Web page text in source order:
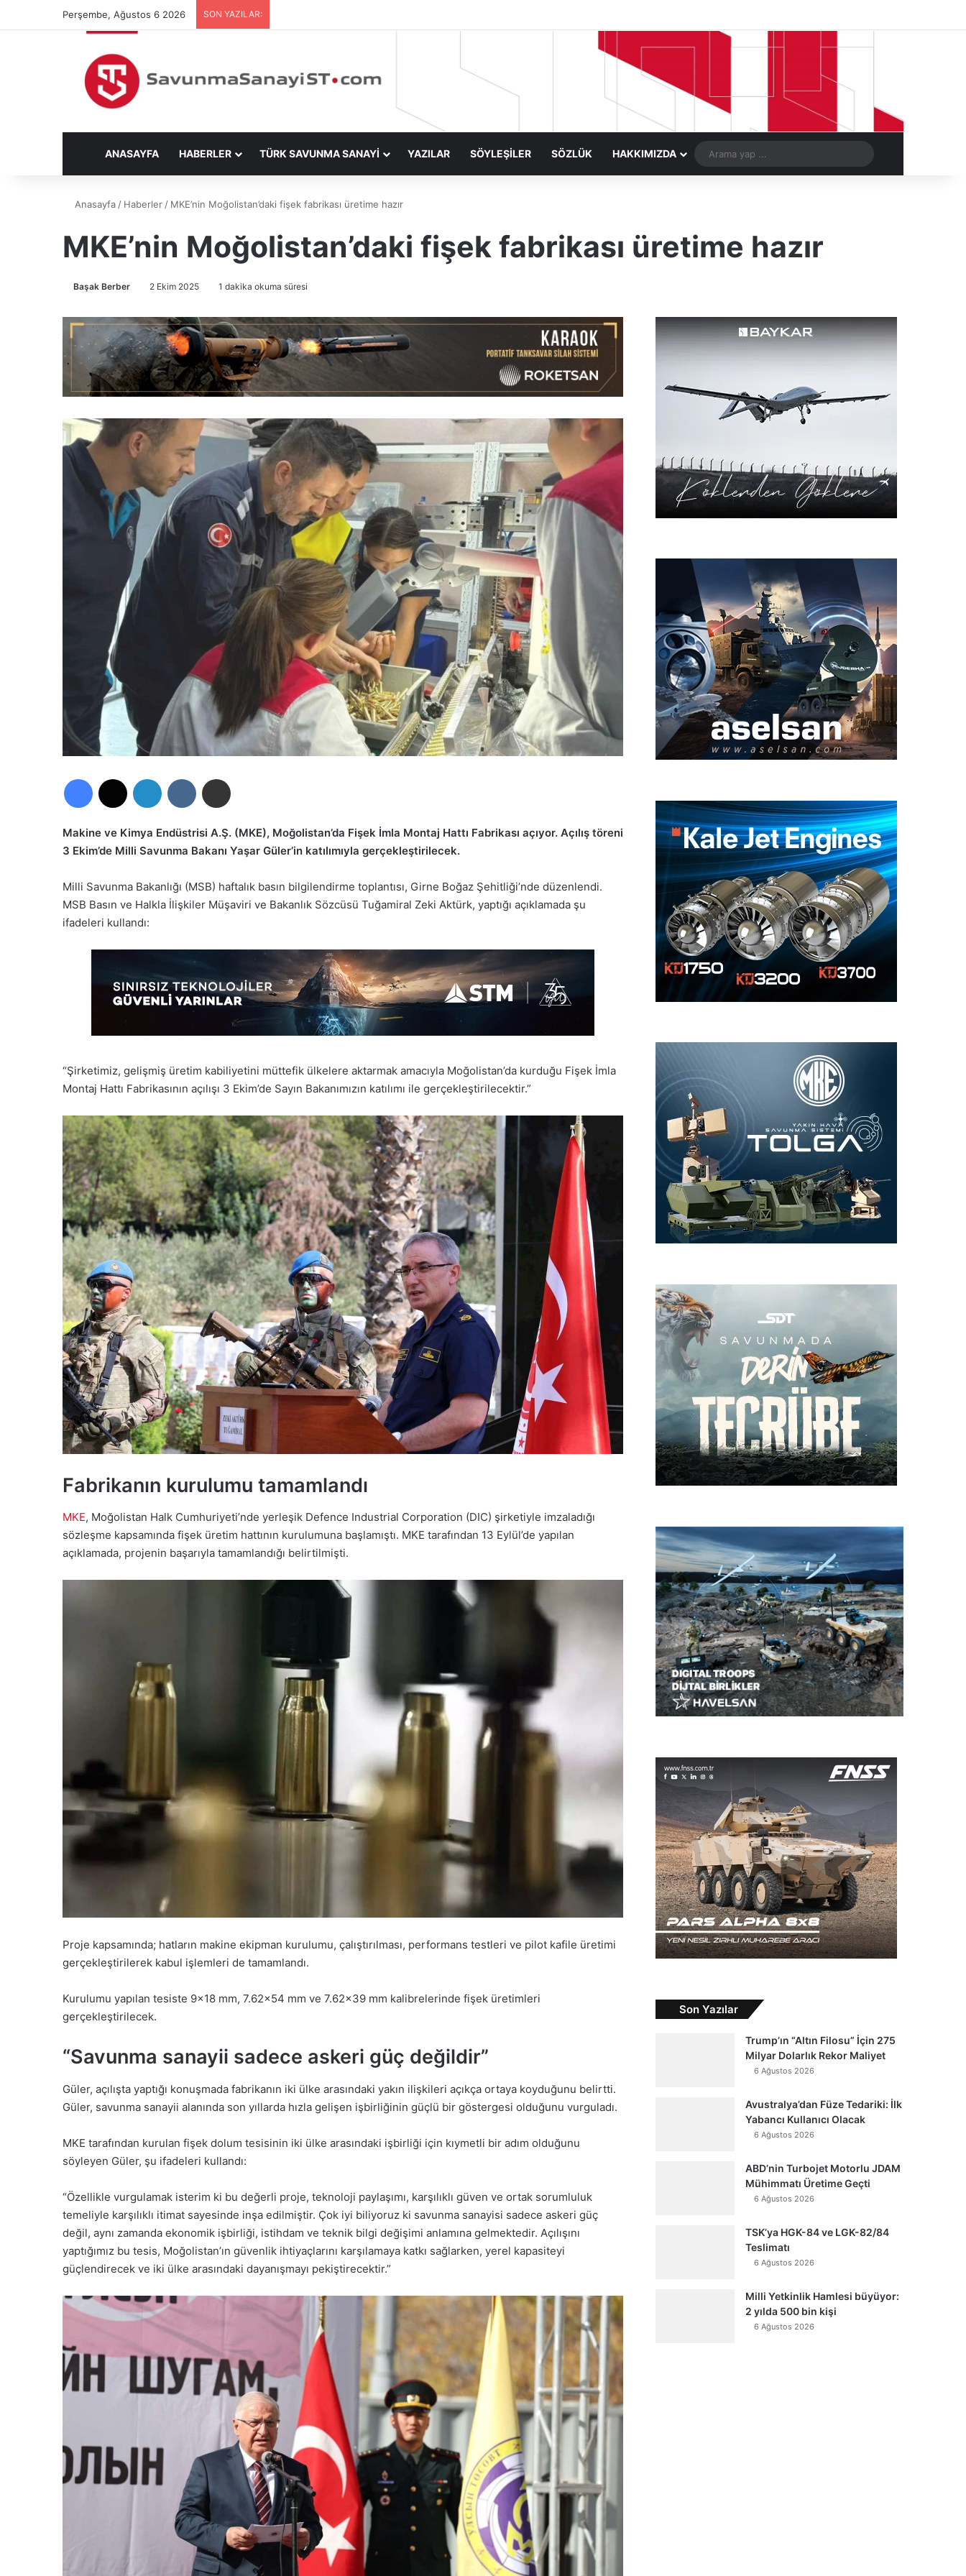
Perşembe, Ağustos 6 2026 SON YAZILAR:
ANASAYFA HABERLER TÜRK SAVUNMA SANAYİ YAZILAR SÖYLEŞİLER SÖZLÜK HAKKIMIZDA
yap
Anasayfa/ Haberler/ MKE’nin Moğolistan’daki fişek fabrikası üretime hazır
MKE’nin Moğolistan’daki fişek fabrikası üretime hazır
Başak Berber 2 Ekim 2025 1 dakika okuma süresi
Makine ve Kimya Endüstrisi A.Ş. (MKE), Moğolistan’da Fişek İmla Montaj Hattı Fabrikası açıyor. Açılış töreni
3 Ekim’de Milli Savunma Bakanı Yaşar Güler’in katılımıyla gerçekleştirilecek.
Milli Savunma Bakanlığı (MSB) haftalık basın bilgilendirme toplantısı, Girne Boğaz Şehitliği’nde düzenlendi.
MSB Basın ve Halkla İlişkiler Müşaviri ve Bakanlık Sözcüsü Tuğamiral Zeki Aktürk, yaptığı açıklamada şu
ifadeleri kullandı:
“Şirketimiz, gelişmiş üretim kabiliyetini müttefik ülkelere aktarmak amacıyla Moğolistan’da kurduğu Fişek İmla
Montaj Hattı Fabrikasının açılışı 3 Ekim’de Sayın Bakanımızın katılımı ile gerçekleştirilecektir.”
Fabrikanın kurulumu tamamlandı
MKE, Moğolistan Halk Cumhuriyeti’nde yerleşik Defence Industrial Corporation (DIC) şirketiyle imzaladığı
sözleşme kapsamında fişek üretim hattının kurulumuna başlamıştı. MKE tarafından 13 Eylül’de yapılan
açıklamada, projenin başarıyla tamamlandığı belirtilmişti.
Proje kapsamında; hatların makine ekipman kurulumu, çalıştırılması, performans testleri ve pilot kafile üretimi
gerçekleştirilerek kabul işlemleri de tamamlandı.
Kurulumu yapılan tesiste 9×18 mm, 7.62×54 mm ve 7.62×39 mm kalibrelerinde fişek üretimleri
gerçekleştirilecek.
“Savunma sanayii sadece askeri güç değildir”
Güler, açılışta yaptığı konuşmada fabrikanın iki ülke arasındaki yakın ilişkileri açıkça ortaya koyduğunu belirtti.
Güler, savunma sanayii alanında son yıllarda hızla gelişen işbirliğinin güçlü bir göstergesi olduğunu vurguladı.
MKE tarafından kurulan fişek dolum tesisinin iki ülke arasındaki işbirliği için kıymetli bir adım olduğunu
söyleyen Güler, şu ifadeleri kullandı:
“Özellikle vurgulamak isterim ki bu değerli proje, teknoloji paylaşımı, karşılıklı güven ve ortak sorumluluk
temeliyle karşılıklı itimat sayesinde inşa edilmiştir. Çok iyi biliyoruz ki savunma sanayisi sadece askeri güç
değil, aynı zamanda ekonomik işbirliği, istihdam ve teknik bilgi değişimi anlamına gelmektedir. Açılışını
yaptığımız bu tesis, Moğolistan’ın güvenlik ihtiyaçlarını karşılamaya katkı sağlarken, yerel kapasiteyi
güçlendirecek ve iki ülke arasındaki dayanışmayı pekiştirecektir.”
Son Yazılar
Trump’ın “Altın Filosu” İçin 275
Milyar Dolarlık Rekor Maliyet
6 Ağustos 2026
Avustralya’dan Füze Tedariki: İlk
Yabancı Kullanıcı Olacak
6 Ağustos 2026
ABD’nin Turbojet Motorlu JDAM
Mühimmatı Üretime Geçti
6 Ağustos 2026
TSK’ya HGK-84 ve LGK-82/84
Teslimatı
6 Ağustos 2026
Milli Yetkinlik Hamlesi büyüyor:
2 yılda 500 bin kişi
6 Ağustos 2026